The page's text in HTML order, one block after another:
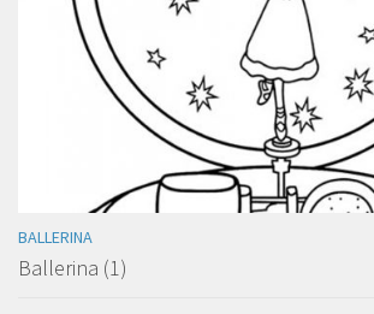
BALLERINA
Ballerina (1)